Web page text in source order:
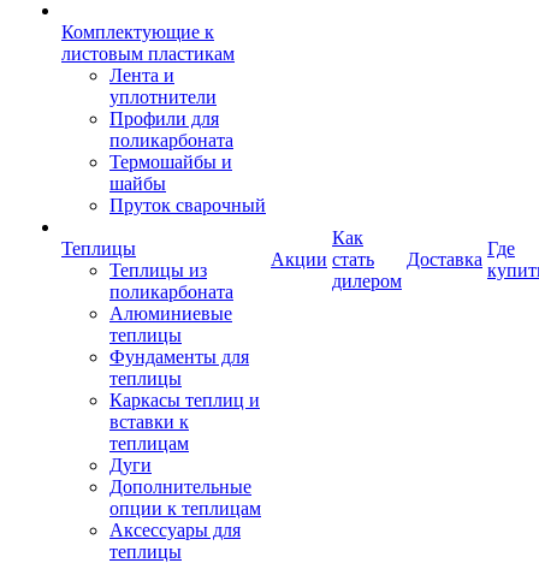
Комплектующие к
листовым пластикам
Лента и
уплотнители
Профили для
поликарбоната
Термошайбы и
шайбы
Пруток сварочный
Теплицы
Теплицы из
поликарбоната
Алюминиевые
теплицы
Фундаменты для
теплицы
Каркасы теплиц и
вставки к
теплицам
Дуги
Дополнительные
опции к теплицам
Аксессуары для
теплицы
Акции
Как
стать
дилером
Доставка
Где